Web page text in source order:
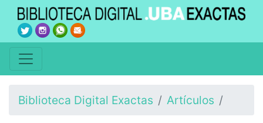
Biblioteca Digital Exactas Artículos